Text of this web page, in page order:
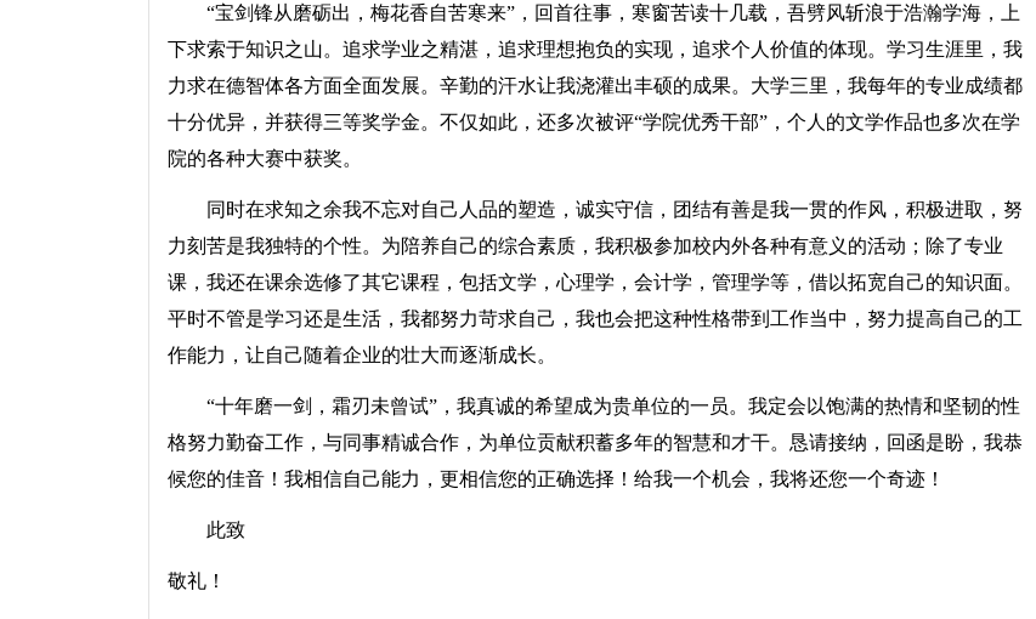
“宝剑锋从磨砺出，梅花香自苦寒来”，回首往事，寒窗苦读十几载，吾劈风斩浪于浩瀚学海，上
下求索于知识之山。追求学业之精湛，追求理想抱负的实现，追求个人价值的体现。学习生涯里，我
力求在德智体各方面全面发展。辛勤的汗水让我浇灌出丰硕的成果。大学三里，我每年的专业成绩都
十分优异，并获得三等奖学金。不仅如此，还多次被评“学院优秀干部”，个人的文学作品也多次在学
院的各种大赛中获奖。
同时在求知之余我不忘对自己人品的塑造，诚实守信，团结有善是我一贯的作风，积极进取，努
力刻苦是我独特的个性。为陪养自己的综合素质，我积极参加校内外各种有意义的活动；除了专业
课，我还在课余选修了其它课程，包括文学，心理学，会计学，管理学等，借以拓宽自己的知识面。
平时不管是学习还是生活，我都努力苛求自己，我也会把这种性格带到工作当中，努力提高自己的工
作能力，让自己随着企业的壮大而逐渐成长。
“十年磨一剑，霜刃未曾试”，我真诚的希望成为贵单位的一员。我定会以饱满的热情和坚韧的性
格努力勤奋工作，与同事精诚合作，为单位贡献积蓄多年的智慧和才干。恳请接纳，回函是盼，我恭
候您的佳音！我相信自己能力，更相信您的正确选择！给我一个机会，我将还您一个奇迹！
此致
敬礼！